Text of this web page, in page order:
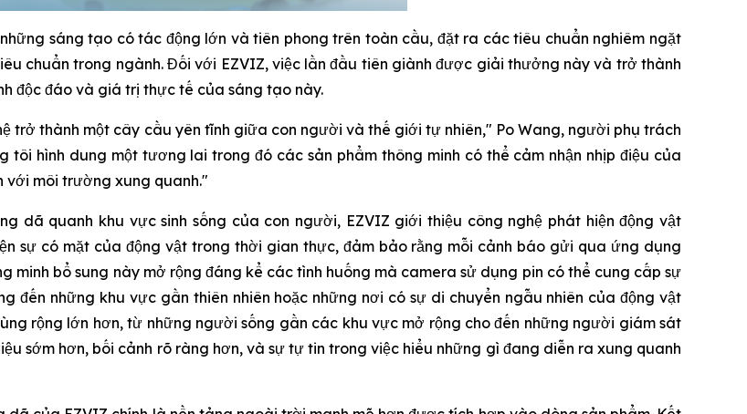
sáng tạo có tác động lớn và tiên phong trên toàn cầu, đặt ra các tiêu chuẩn nghiêm ngặt
chuẩn trong ngành. Đối với EZVIZ, việc lần đầu tiên giành được giải thưởng này và trở thành
độc đáo và giá trị thực tế của sáng tạo này.
trở thành một cây cầu yên tĩnh giữa con người và thế giới tự nhiên," Po Wang, người phụ trách
tôi hình dung một tương lai trong đó các sản phẩm thông minh có thể cảm nhận nhịp điệu của
với môi trường xung quanh."
dã quanh khu vực sinh sống của con người, EZVIZ giới thiệu công nghệ phát hiện động vật
sự có mặt của động vật trong thời gian thực, đảm bảo rằng mỗi cảnh báo gửi qua ứng dụng
minh bổ sung này mở rộng đáng kể các tình huống mà camera sử dụng pin có thể cung cấp sự
đến những khu vực gần thiên nhiên hoặc những nơi có sự di chuyển ngẫu nhiên của động vật
rộng lớn hơn, từ những người sống gần các khu vực mở rộng cho đến những người giám sát
sớm hơn, bối cảnh rõ ràng hơn, và sự tự tin trong việc hiểu những gì đang diễn ra xung quanh